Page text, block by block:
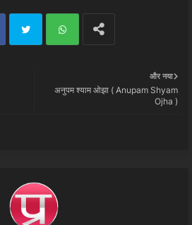
ats
और नया
अनुपम श्याम ओझा ( Anupam Shyam
Ojha )